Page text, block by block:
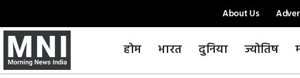
About Us
होम भारत दुनिया ज्योतिष